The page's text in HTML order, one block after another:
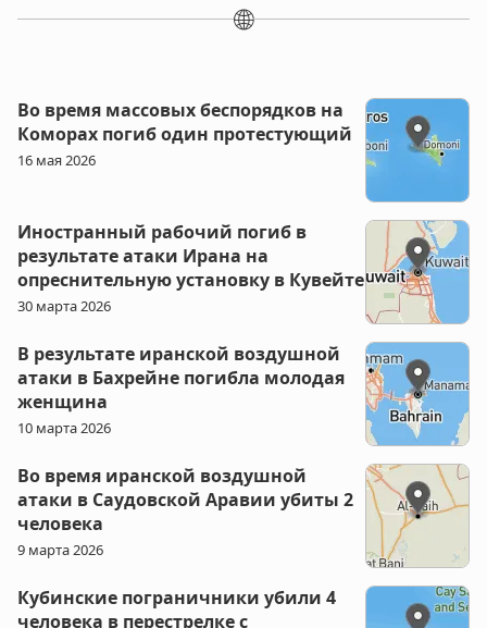
🌐
Во время массовых беспорядков на
Коморах погиб один протестующий
16 мая 2026
Иностранный рабочий погиб в
результате атаки Ирана на
опреснительную установку в Кувейте
30 марта 2026
В результате иранской воздушной
атаки в Бахрейне погибла молодая
женщина
10 марта 2026
Во время иранской воздушной
атаки в Саудовской Аравии убиты 2
человека
9 марта 2026
Кубинские пограничники убили 4
человека в перестрелке с